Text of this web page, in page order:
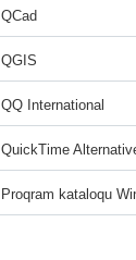
QCad
QGIS
QQ International
QuickTime
Proqram kataloqu